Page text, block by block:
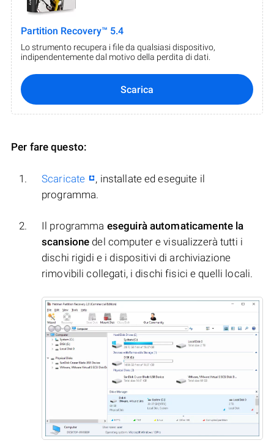
Partition Recovery™ 5.4
Lo strumento recupera i file da qualsiasi dispositivo,
indipendentemente dal motivo della perdita di dati.
Scarica
Per fare questo:
Scaricate
, installate ed eseguite il
programma.
Il programma eseguirà automaticamente la
scansione del computer e visualizzerà tutti i
dischi rigidi e i dispositivi di archiviazione
rimovibili collegati, i dischi fisici e quelli locali.